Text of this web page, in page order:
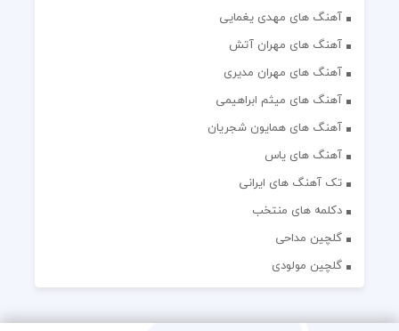
آهنگ های مهدی یغمایی
آهنگ های مهران آتش
آهنگ های مهران مدیری
آهنگ های میثم ابراهیمی
آهنگ های همایون شجریان
آهنگ های یاس
تک آهنگ های ایرانی
دکلمه های منتخب
گلچین مداحی
گلچین مولودی